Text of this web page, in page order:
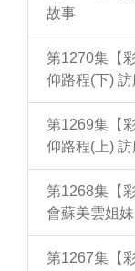
故事
第1270集【
仰路程(下)
第1269集【
仰路程(上)
第1268集【
會蘇美雲姐妹
第1267集【